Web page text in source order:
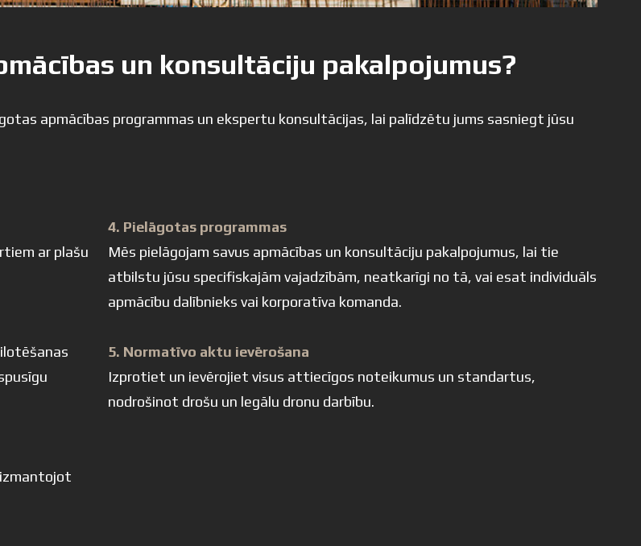
un konsultāciju pakalpojumus?
apmācības programmas un ekspertu konsultācijas, lai palīdzētu jums sasniegt jūsu
ar plašu
4. Pielāgotas programmas
Mēs pielāgojam savus apmācības un konsultāciju pakalpojumus, lai tie
atbilstu jūsu specifiskajām vajadzībām, neatkarīgi no tā, vai esat individuāls
apmācību dalībnieks vai korporatīva komanda.
5. Normatīvo aktu ievērošana
Izprotiet un ievērojiet visus attiecīgos noteikumus un standartus,
nodrošinot drošu un legālu dronu darbību.